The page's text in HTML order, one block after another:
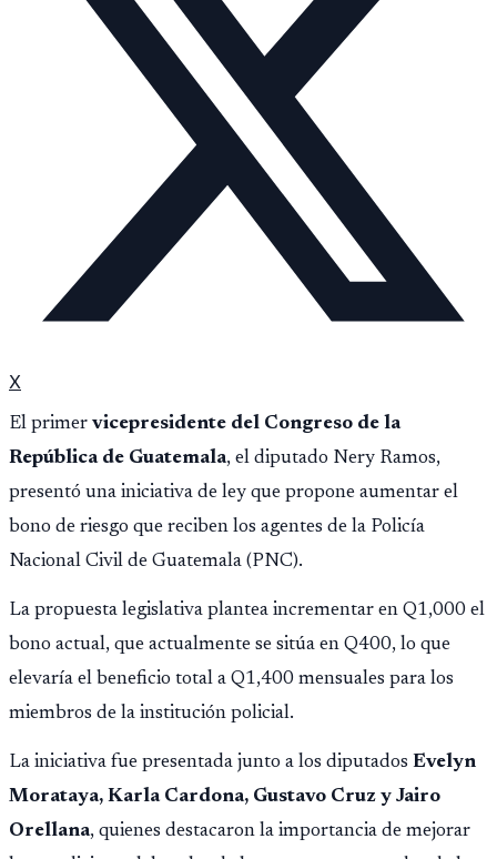
X
El primer vicepresidente del Congreso de la
República de Guatemala, el diputado Nery Ramos,
presentó una iniciativa de ley que propone aumentar el
bono de riesgo que reciben los agentes de la Policía
Nacional Civil de Guatemala (PNC).
La propuesta legislativa plantea incrementar en Q1,000 el
bono actual, que actualmente se sitúa en Q400, lo que
elevaría el beneficio total a Q1,400 mensuales para los
miembros de la institución policial.
La iniciativa fue presentada junto a los diputados Evelyn
Morataya, Karla Cardona, Gustavo Cruz y Jairo
Orellana, quienes destacaron la importancia de mejorar